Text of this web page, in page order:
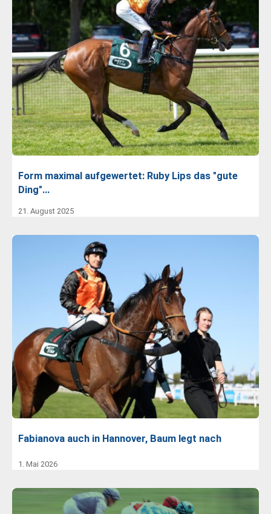
Form maximal aufgewertet: Ruby Lips das "gute
Ding"…
21. August 2025
Fabianova auch in Hannover, Baum legt nach
1. Mai 2026